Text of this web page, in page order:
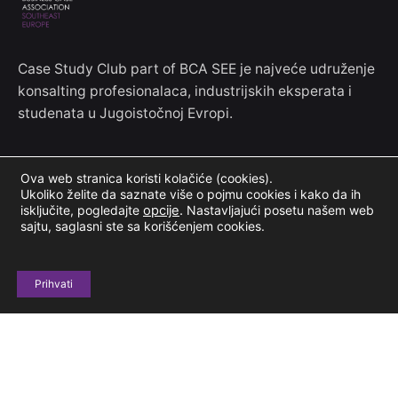
Case Study Club part of BCA SEE je najveće udruženje
konsalting profesionalaca, industrijskih eksperata i
studenata u Jugoistočnoj Evropi.
Kontakt informacije
Jove Ilića 154
11000 Beograd, Srbija
+381 69 604 678
Ova web stranica koristi kolačiće (cookies).
Ukoliko želite da saznate više o pojmu cookies i kako da ih
isključite, pogledajte opcije. Nastavljajući posetu našem web
sajtu, saglasni ste sa korišćenjem cookies.
Prihvati